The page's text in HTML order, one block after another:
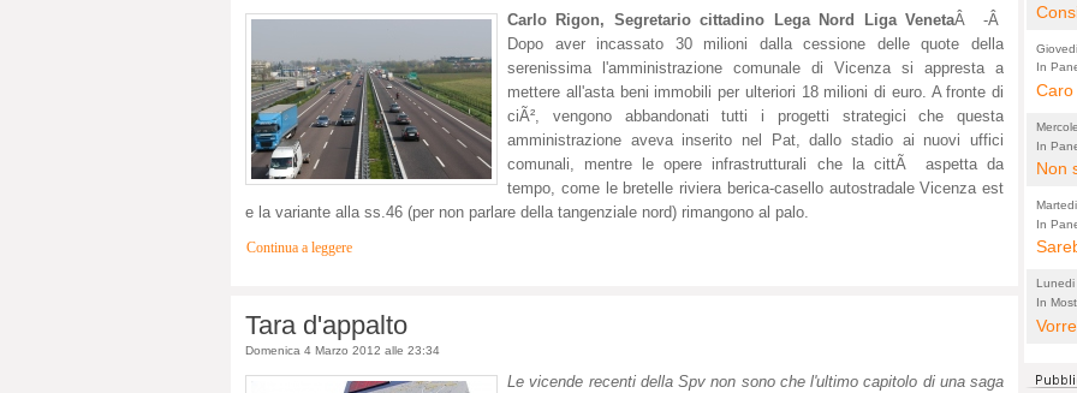
Carlo Rigon, Segretario cittadino Lega Nord Liga VenetaÂ -Â
Dopo aver incassato 30 milioni dalla cessione delle quote della
serenissima l'amministrazione comunale di Vicenza si appresta a
mettere all'asta beni immobili per ulteriori 18 milioni di euro. A fronte di
ciÃ², vengono abbandonati tutti i progetti strategici che questa
amministrazione aveva inserito nel Pat, dallo stadio ai nuovi uffici
comunali, mentre le opere infrastrutturali che la cittÃ aspetta da
tempo, come le bretelle riviera berica-casello autostradale Vicenza est
e la variante alla ss.46 (per non parlare della tangenziale nord) rimangono al palo.
Continua a leggere
Tara d'appalto
Domenica 4 Marzo 2012 alle 23:34
Le vicende recenti della Spv non sono che l'ultimo capitolo di una saga
per
che
qui
PER
In
Caro
sono
(non
dal
In
Non
la
In
città,
In
di
e